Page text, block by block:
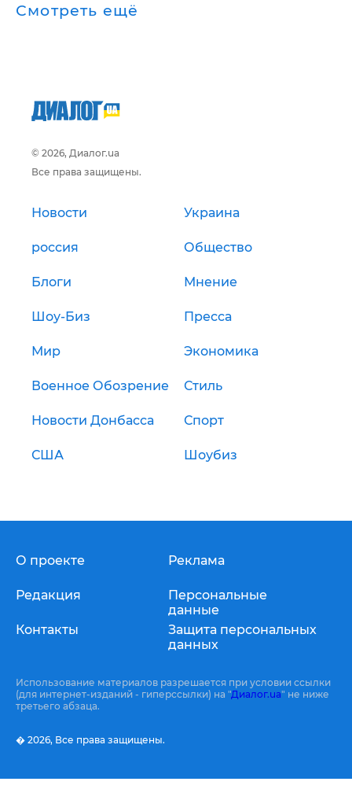
Смотреть ещё
© 2026, Диалог.ua
Все права защищены.
Новости Украина
россия Общество
Блоги Мнение
Шоу-Биз Пресса
Мир Экономика
Военное Обозрение Стиль
Новости Донбасса Спорт
США Шоубиз
О проекте
Редакция
Контакты
Реклама
Персональные
данные
Защита персональных
данных
Использование материалов разрешается при условии ссылки
(для интернет-изданий - гиперссылки) на "Диалог.ua" не ниже
третьего абзаца.
� 2026, Все права защищены.